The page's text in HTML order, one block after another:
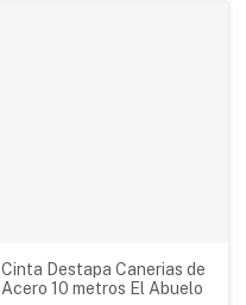
Cinta Destapa Canerias de
Acero 10 metros El Abuelo